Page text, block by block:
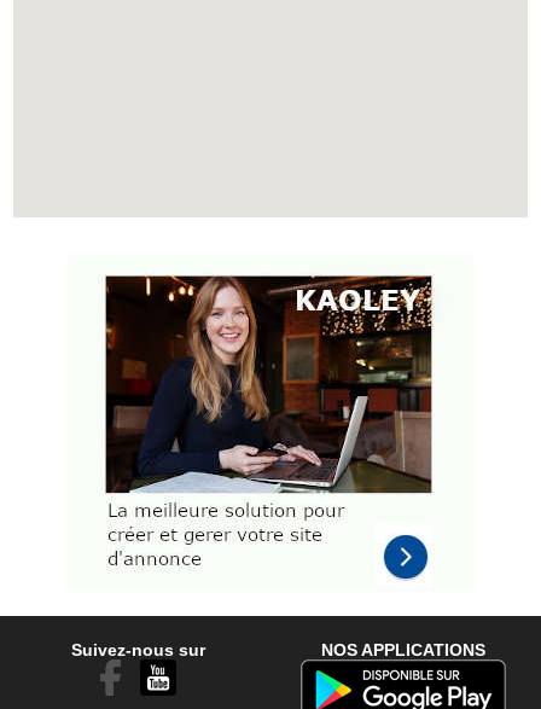
Suivez-nous sur NOS APPLICATIONS